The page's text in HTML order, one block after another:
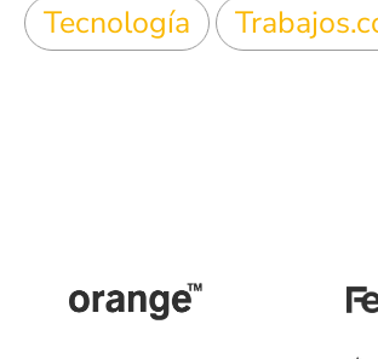
Tecnología